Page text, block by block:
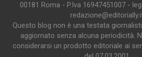
00181 Roma - P.Iva 16947451007 -
Questo blog non è una testata
aggiornato senza alcuna periodicità.
considerarsi un prodotto editoriale ai